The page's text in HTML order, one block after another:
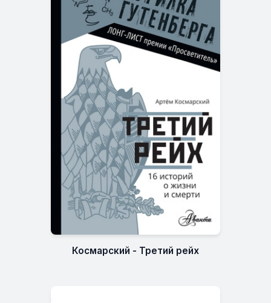
Космарский - Третий рейх